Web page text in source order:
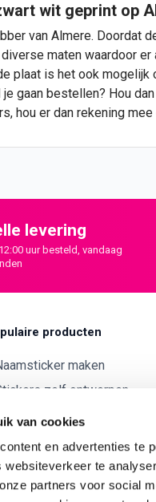
van cookies
en advertenties te
websiteverkeer te
partners voor social
wit geprint op
van Almere.
maten waardoor
plaat is het ook
gaan bestellen? Hou
hou er dan rekening
levering
uur besteld, vandaag
producten
maken
zelf ontwerpen
je eigen houten tekst
eigen ontwerp
je eigen kunststof
maken